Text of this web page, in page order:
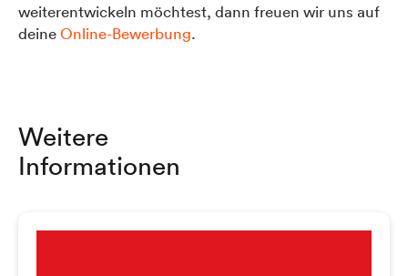
weiterentwickeln möchtest, dann freuen wir uns auf
deineOnline-Bewerbung.
Weitere
Informationen